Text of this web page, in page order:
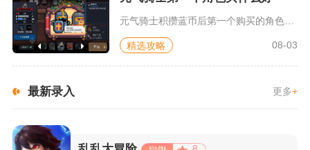
元气骑士积攒蓝币后第一个购买的角色优先选择游侠，预算充足追求...
精选攻略 08-03
最新录入 更多+